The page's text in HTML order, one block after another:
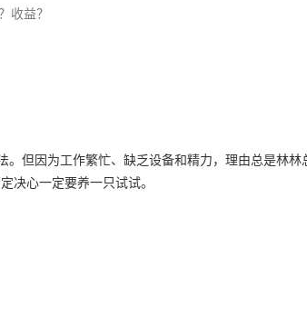
收益？
但因为工作繁忙、缺乏设备和精力，理由总是林林
决心一定要养一只试试。